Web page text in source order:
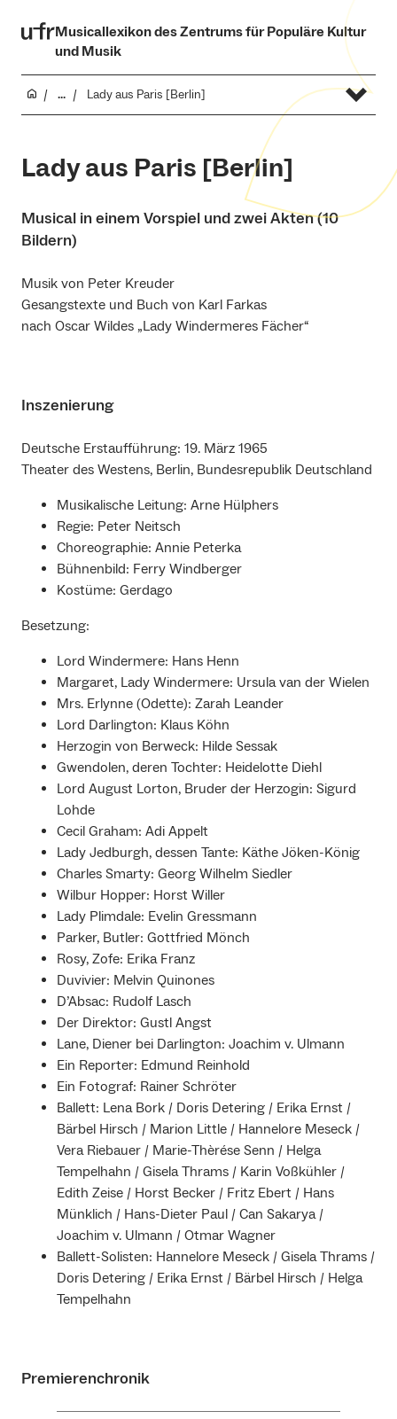
Musicallexikon des Zentrums für Populäre Kultur
und Musik
... Lady aus Paris [Berlin]
Lady aus Paris [Berlin]
Musical in einem Vorspiel und zwei Akten (10
Bildern)
Musik von Peter Kreuder
Gesangstexte und Buch von Karl Farkas
nach Oscar Wildes „Lady Windermeres Fächer“
Inszenierung
Deutsche Erstaufführung: 19. März 1965
Theater des Westens, Berlin, Bundesrepublik Deutschland
Musikalische Leitung: Arne Hülphers
Regie: Peter Neitsch
Choreographie: Annie Peterka
Bühnenbild: Ferry Windberger
Kostüme: Gerdago
Besetzung:
Lord Windermere: Hans Henn
Margaret, Lady Windermere: Ursula van der Wielen
Mrs. Erlynne (Odette): Zarah Leander
Lord Darlington: Klaus Köhn
Herzogin von Berweck: Hilde Sessak
Gwendolen, deren Tochter: Heidelotte Diehl
Lord August Lorton, Bruder der Herzogin: Sigurd
Lohde
Cecil Graham: Adi Appelt
Lady Jedburgh, dessen Tante: Käthe Jöken-König
Charles Smarty: Georg Wilhelm Siedler
Wilbur Hopper: Horst Willer
Lady Plimdale: Evelin Gressmann
Parker, Butler: Gottfried Mönch
Rosy, Zofe: Erika Franz
Duvivier: Melvin Quinones
D’Absac: Rudolf Lasch
Der Direktor: Gustl Angst
Lane, Diener bei Darlington: Joachim v. Ulmann
Ein Reporter: Edmund Reinhold
Ein Fotograf: Rainer Schröter
Ballett: Lena Bork / Doris Detering / Erika Ernst /
Bärbel Hirsch / Marion Little / Hannelore Meseck /
Vera Riebauer / Marie-Thèrése Senn / Helga
Tempelhahn / Gisela Thrams / Karin Voßkühler /
Edith Zeise / Horst Becker / Fritz Ebert / Hans
Münklich / Hans-Dieter Paul / Can Sakarya /
Joachim v. Ulmann / Otmar Wagner
Ballett-Solisten: Hannelore Meseck / Gisela Thrams /
Doris Detering / Erika Ernst / Bärbel Hirsch / Helga
Tempelhahn
Premierenchronik